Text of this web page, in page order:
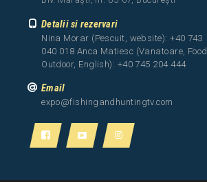
Detalii si rezervari
Nina Morar (Pescuit, website): +40 743
040 018 Anca Matiesc (Vanatoare, Food,
Outdoor, English): +40 745 204 444
Email
expo@fishingandhuntingtv.com